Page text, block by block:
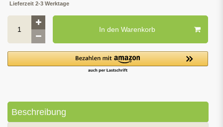
Lieferzeit 2-3 Werktage
In den Warenkorb
Beschreibung